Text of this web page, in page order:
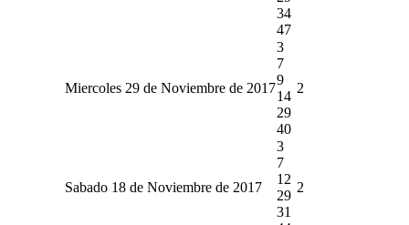
34
47
Miercoles 29 de Noviembre de 2017
3
7
9
14
29
40
2
Sabado 18 de Noviembre de 2017
3
7
12
29
31
2